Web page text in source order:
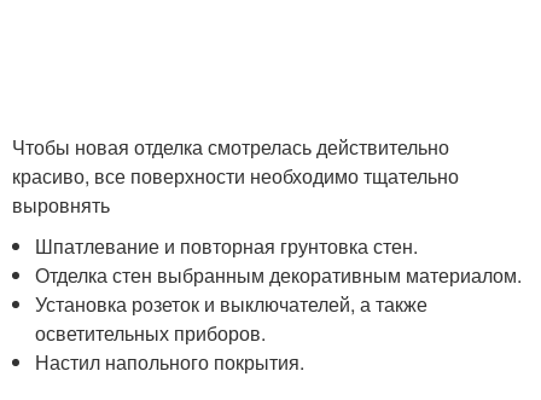
Чтобы новая отделка смотрелась действительно
красиво, все поверхности необходимо тщательно
выровнять
Шпатлевание и повторная грунтовка стен.
Отделка стен выбранным декоративным материалом.
Установка розеток и выключателей, а также
осветительных приборов.
Настил напольного покрытия.